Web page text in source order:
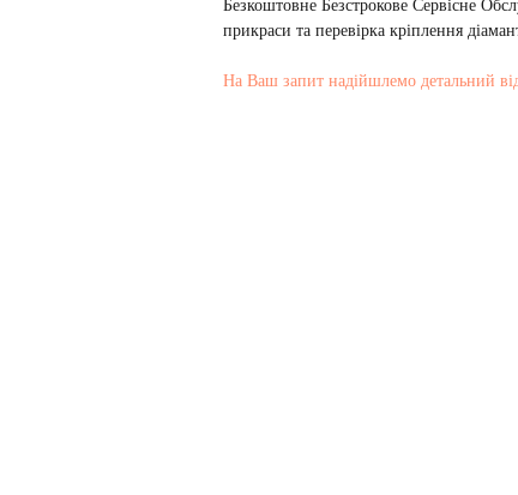
Безкоштовне Безстрокове Сервісне
прикраси та перевірка кріплення
На Ваш запит надійшлемо детальний